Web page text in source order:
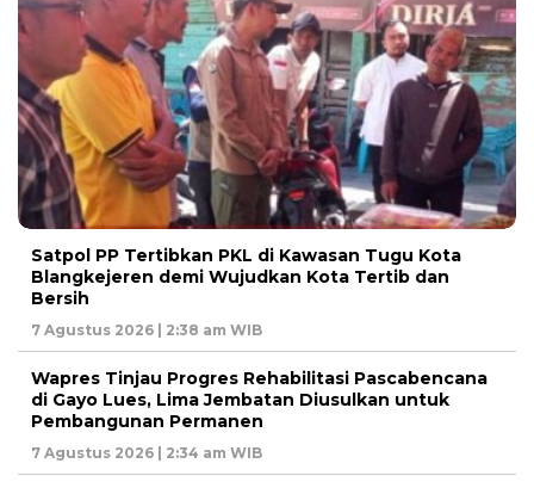
Satpol PP Tertibkan PKL di Kawasan Tugu Kota
Blangkejeren demi Wujudkan Kota Tertib dan
Bersih
7 Agustus 2026 | 2:38 am WIB
Wapres Tinjau Progres Rehabilitasi Pascabencana
di Gayo Lues, Lima Jembatan Diusulkan untuk
Pembangunan Permanen
7 Agustus 2026 | 2:34 am WIB